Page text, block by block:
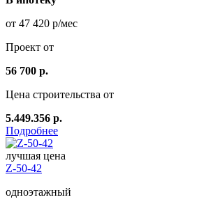
от 47 420 р/мес
Проект от
56 700 р.
Цена строительства от
5.449.356 р.
Подробнее
лучшая цена
Z-50-42
одноэтажный